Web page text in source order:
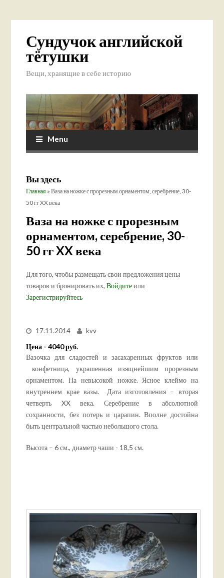
Сундучок английской
тётушки
Вещи, хранящие в себе историю
Menu
Вы здесь
Главная » Ваза на ножке с прорезным орнаментом, серебрение, 30-
50 гг XX века
Ваза на ножке с прорезным
орнаментом, серебрение, 30-
50 гг XX века
Для того, чтобы размещать свои предложения цены
товаров и бронировать их,Войдитеили
Зарегистрируйтесь
17.11.2014 kvv
Цена - 4040 руб.
Вазочка для сладостей и засахаренных фруктов или
конфетница, украшенная изящнейшим прорезным
орнаментом. На невысокой ножке. Ясное клеймо на
внутреннем крае вазы. Дата изготовления – вторая
четверть XX века. Серебрение в абсолютной
сохранности, без потерь и царапин. Вполне достойна
быть центральной частью небольшого стола.
Высота – 6 см., диаметр чаши - 18,5 см.